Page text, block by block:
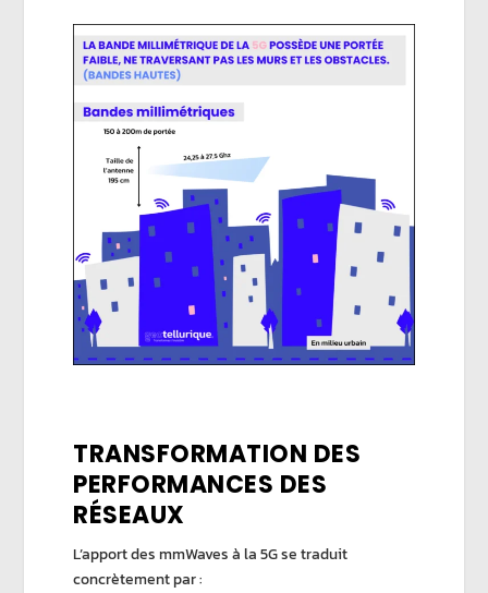
TRANSFORMATION DES
PERFORMANCES DES
RÉSEAUX
L’apport des mmWaves à la 5G se traduit
concrètement par :